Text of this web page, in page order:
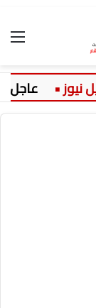
عاجل: